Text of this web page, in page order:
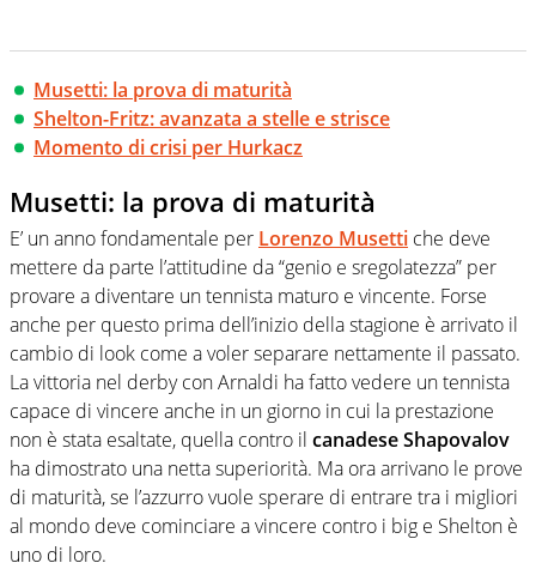
Musetti: la prova di maturità
Shelton-Fritz: avanzata a stelle e strisce
Momento di crisi per Hurkacz
Musetti: la prova di maturità
E’ un anno fondamentale per Lorenzo Musetti che deve
mettere da parte l’attitudine da “genio e sregolatezza” per
provare a diventare un tennista maturo e vincente. Forse
anche per questo prima dell’inizio della stagione è arrivato il
cambio di look come a voler separare nettamente il passato.
La vittoria nel derby con Arnaldi ha fatto vedere un tennista
capace di vincere anche in un giorno in cui la prestazione
non è stata esaltate, quella contro il canadese Shapovalov
ha dimostrato una netta superiorità. Ma ora arrivano le prove
di maturità, se l’azzurro vuole sperare di entrare tra i migliori
al mondo deve cominciare a vincere contro i big e Shelton è
uno di loro.